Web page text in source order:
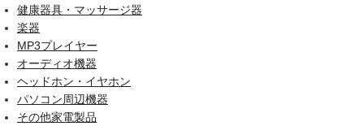
健康器具・マッサージ器
楽器
MP3プレイヤー
オーディオ機器
ヘッドホン・イヤホン
パソコン周辺機器
その他家電製品